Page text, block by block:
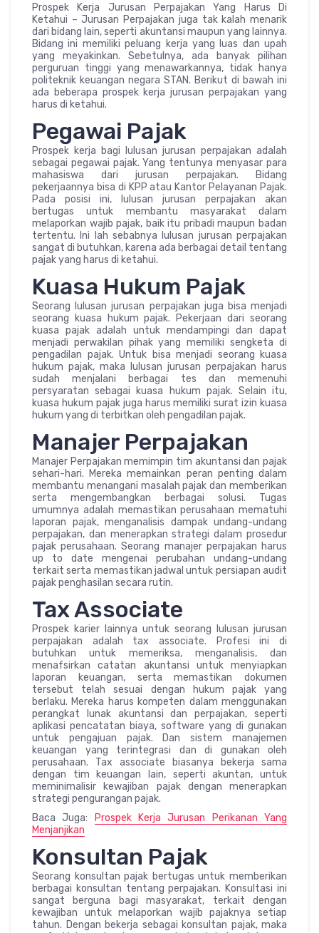
Prospek Kerja Jurusan Perpajakan Yang Harus Di
Ketahui – Jurusan Perpajakan juga tak kalah menarik
dari bidang lain, seperti akuntansi maupun yang lainnya.
Bidang ini memiliki peluang kerja yang luas dan upah
yang meyakinkan. Sebetulnya, ada banyak pilihan
perguruan tinggi yang menawarkannya, tidak hanya
politeknik keuangan negara STAN. Berikut di bawah ini
ada beberapa prospek kerja jurusan perpajakan yang
harus di ketahui.
Pegawai Pajak
Prospek kerja bagi lulusan jurusan perpajakan adalah
sebagai pegawai pajak. Yang tentunya menyasar para
mahasiswa dari jurusan perpajakan. Bidang
pekerjaannya bisa di KPP atau Kantor Pelayanan Pajak.
Pada posisi ini, lulusan jurusan perpajakan akan
bertugas untuk membantu masyarakat dalam
melaporkan wajib pajak, baik itu pribadi maupun badan
tertentu. Ini lah sebabnya lulusan jurusan perpajakan
sangat di butuhkan, karena ada berbagai detail tentang
pajak yang harus di ketahui.
Kuasa Hukum Pajak
Seorang lulusan jurusan perpajakan juga bisa menjadi
seorang kuasa hukum pajak. Pekerjaan dari seorang
kuasa pajak adalah untuk mendampingi dan dapat
menjadi perwakilan pihak yang memiliki sengketa di
pengadilan pajak. Untuk bisa menjadi seorang kuasa
hukum pajak, maka lulusan jurusan perpajakan harus
sudah menjalani berbagai tes dan memenuhi
persyaratan sebagai kuasa hukum pajak. Selain itu,
kuasa hukum pajak juga harus memiliki surat izin kuasa
hukum yang di terbitkan oleh pengadilan pajak.
Manajer Perpajakan
Manajer Perpajakan memimpin tim akuntansi dan pajak
sehari-hari. Mereka memainkan peran penting dalam
membantu menangani masalah pajak dan memberikan
serta mengembangkan berbagai solusi. Tugas
umumnya adalah memastikan perusahaan mematuhi
laporan pajak, menganalisis dampak undang-undang
perpajakan, dan menerapkan strategi dalam prosedur
pajak perusahaan. Seorang manajer perpajakan harus
up to date mengenai perubahan undang-undang
terkait serta memastikan jadwal untuk persiapan audit
pajak penghasilan secara rutin.
Tax Associate
Prospek karier lainnya untuk seorang lulusan jurusan
perpajakan adalah tax associate. Profesi ini di
butuhkan untuk memeriksa, menganalisis, dan
menafsirkan catatan akuntansi untuk menyiapkan
laporan keuangan, serta memastikan dokumen
tersebut telah sesuai dengan hukum pajak yang
berlaku. Mereka harus kompeten dalam menggunakan
perangkat lunak akuntansi dan perpajakan, seperti
aplikasi pencatatan biaya, software yang di gunakan
untuk pengajuan pajak. Dan sistem manajemen
keuangan yang terintegrasi dan di gunakan oleh
perusahaan. Tax associate biasanya bekerja sama
dengan tim keuangan lain, seperti akuntan, untuk
meminimalisir kewajiban pajak dengan menerapkan
strategi pengurangan pajak.
Baca Juga:
Prospek Kerja Jurusan Perikanan Yang
Menjanjikan
Konsultan Pajak
Seorang konsultan pajak bertugas untuk memberikan
berbagai konsultan tentang perpajakan. Konsultasi ini
sangat berguna bagi masyarakat, terkait dengan
kewajiban untuk melaporkan wajib pajaknya setiap
tahun. Dengan bekerja sebagai konsultan pajak, maka